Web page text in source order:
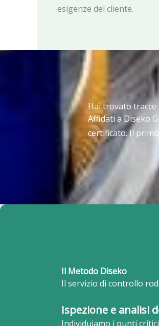
esigenze del cliente.
Hai trovato
Affidati a Diseko
certificato. Il
Il Metodo Diseko
Il servizio di controllo
Ispezione e analisi
Individuiamo i punti